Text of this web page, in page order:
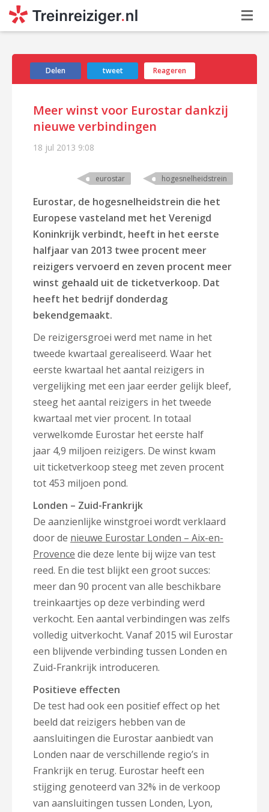
Delen tweet Reageren
Meer winst voor Eurostar dankzij
nieuwe verbindingen
18 jul 2013 9:08
eurostar hogesnelheidstrein
Eurostar, de hogesnelheidstrein die het
Europese vasteland met het Verenigd
Koninkrijk verbindt, heeft in het eerste
halfjaar van 2013 twee procent meer
reizigers vervoerd en zeven procent meer
winst gehaald uit de ticketverkoop. Dat
heeft het bedrijf donderdag
bekendgemaakt.
De reizigersgroei werd met name in het
tweede kwartaal gerealiseerd. Waar het
eerste kwartaal het aantal reizigers in
vergelijking met een jaar eerder gelijk bleef,
steeg het aantal reizigers in het tweede
kwartaal met vier procent. In totaal
verwelkomde Eurostar het eerste half
jaar 4,9 miljoen reizigers. De winst kwam
uit ticketverkoop steeg met zeven procent
tot 453 miljoen pond.
Londen – Zuid-Frankrijk
De aanzienlijke winstgroei wordt verklaard
door de nieuwe Eurostar Londen – Aix-en-
Provence die deze lente bij wijze van test
reed. En die test blijkt een groot succes:
meer dan 90 procent van alle beschikbare
treinkaartjes op deze verbinding werd
verkocht. Een aantal verbindingen was zelfs
volledig uitverkocht. Vanaf 2015 wil Eurostar
een blijvende verbinding tussen Londen en
Zuid-Frankrijk introduceren.
Positieve effecten
De test had ook een positief effect op het
beeld dat reizigers hebben van de
aansluitingen die Eurostar aanbiedt van
Londen naar de verschillende regio’s in
Frankrijk en terug. Eurostar heeft een
stijging genoteerd van 32% in de verkoop
van aansluitingen tussen Londen, Lyon,